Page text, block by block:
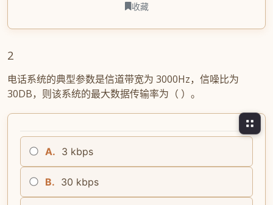
收藏
2
电话系统的典型参数是信道带宽为 3000Hz，信噪比为
30DB，则该系统的最大数据传输率为（ ）。
A. 3 kbps
B. 30 kbps